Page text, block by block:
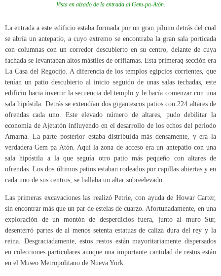
Vista en alzado de la entrada al Gem-pa-Atón.
La entrada a este edificio estaba formada por un gran pílono detrás del cual
se abría un antepatio, a cuyo extremo se encontraba la gran sala porticada
con columnas con un corredor descubierto en su centro, delante de cuya
fachada se levantaban altos mástiles de oriflamas. Esta primeraq sección era
La Casa del Regocijo. A diferencia de los templos egipcios corrientes, que
tenían un patio descubierto al inicio seguido de unas salas techadas, este
edificio hacia invertir la secuencia del templo y le hacía comenzar con una
sala hipóstila. Detrás se extendían dos gigantescos patios con 224 altares de
ofrendas cada uno. Este elevado número de altares, pudo debilitar la
economía de Ajetatón influyendo en el desarrollo de los echos del periodo
Amarna. La parte posterior estaba distribuida más densamente, y era la
verdadera Gem pa Atón. Aquí la zona de acceso era un antepatio con una
sala hipóstila a la que seguía otro patio más pequeño con altares de
ofrendas. Los dos últimos patios estaban rodeados por capillas abiertas y en
cada uno de sus centros, se hallaba un altar sobreelevado.
Las primeras excavaciones las realizó Petrie, con ayuda de Howar Carter,
sin encontrar más que un par de estelas de cuarzo. Afortunadamente, en una
exploración de un montón de desperdicios fuera, junto al muro Sur,
desenterró partes de al menos setenta estatuas de caliza dura del rey y la
reina. Desgraciadamente, estos restos están mayoritariamente dispersados
en colecciones particulares aunque una importante cantidad de restos están
en el Museo Metropolitano de Nueva York.